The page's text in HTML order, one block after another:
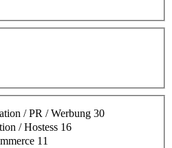
/ PR / Werbung 30
/ Hostess 16
11